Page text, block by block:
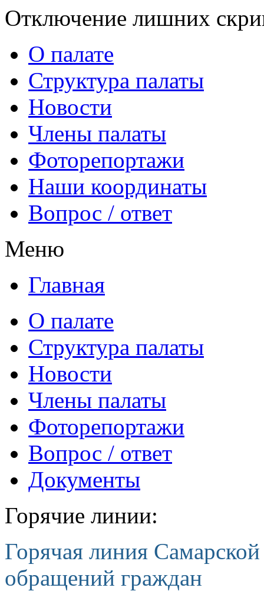
Отключение лишних
О палате
Структура палаты
Новости
Члены палаты
Фоторепортажи
Наши координаты
Вопрос / ответ
Меню
Главная
О палате
Структура палаты
Новости
Члены палаты
Фоторепортажи
Вопрос / ответ
Документы
Горячие линии:
Горячая линия
обращений граждан